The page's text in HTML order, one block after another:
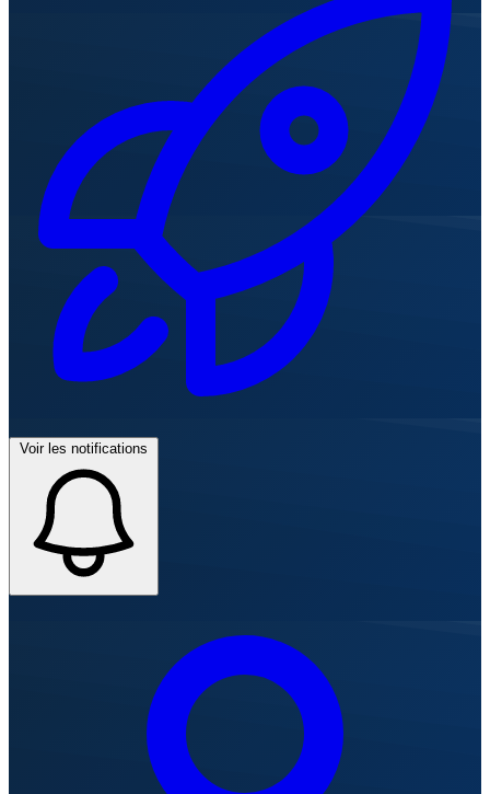
Voir les notifications